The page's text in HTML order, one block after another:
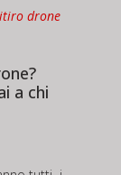
drone
a chi